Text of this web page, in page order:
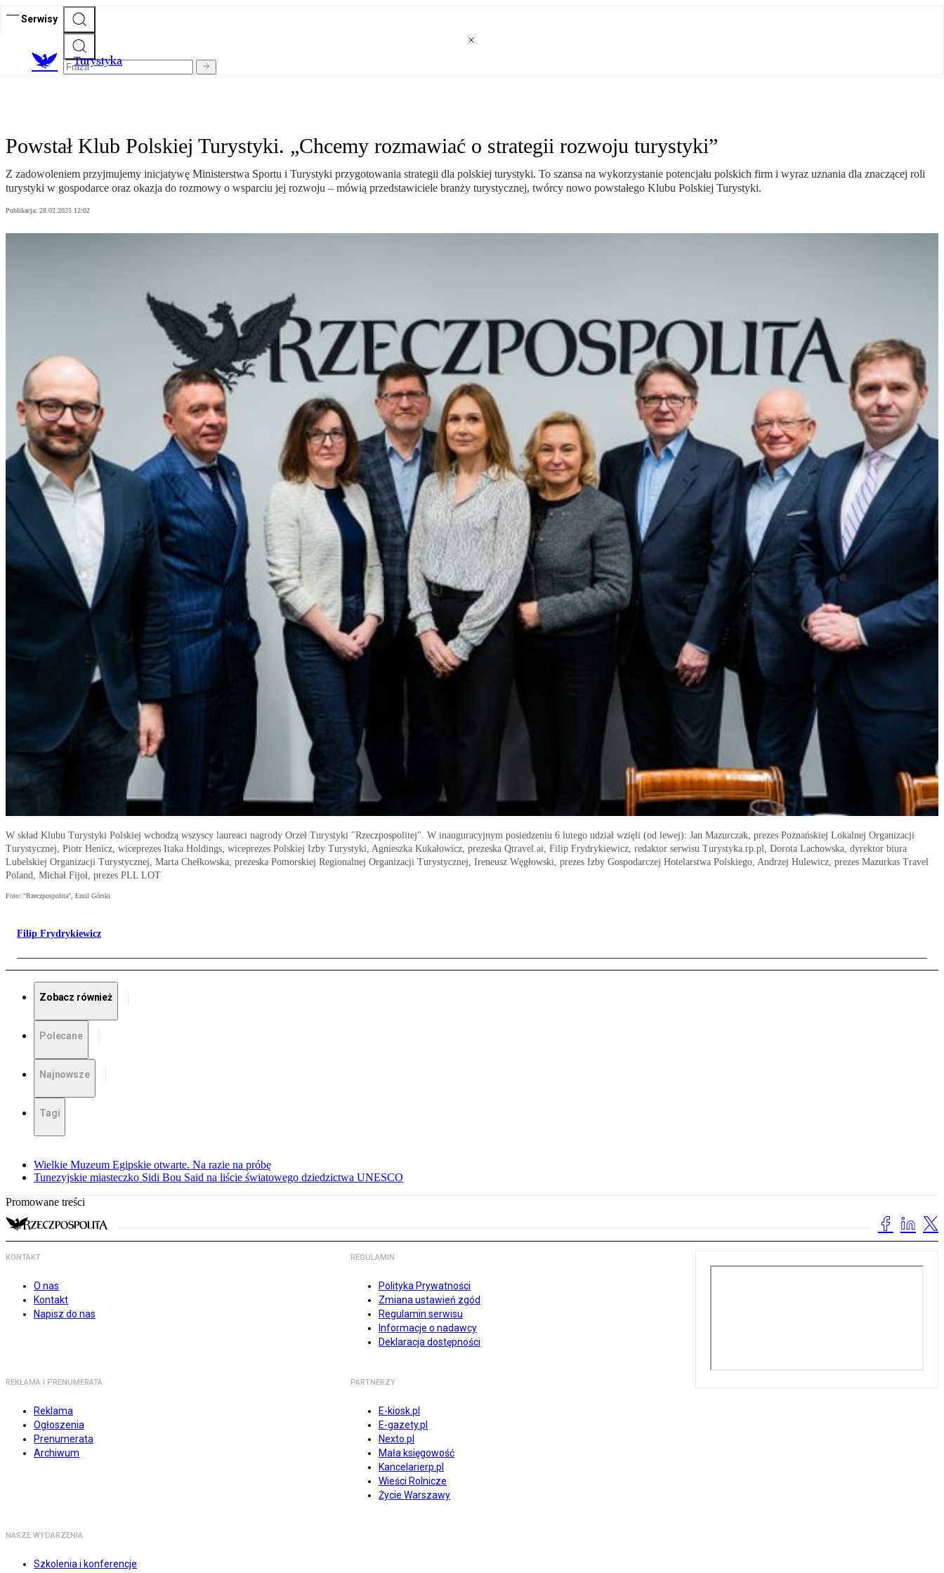
Serwisy
Turystyka
Powstał Klub Polskiej Turystyki. „Chcemy rozmawiać o strategii rozwoju turystyki”
Z zadowoleniem przyjmujemy inicjatywę Ministerstwa Sportu i Turystyki przygotowania strategii dla polskiej turystyki. To szansa na wykorzystanie potencjału polskich firm i wyraz uznania dla znaczącej roli
turystyki w gospodarce oraz okazja do rozmowy o wsparciu jej rozwoju – mówią przedstawiciele branży turystycznej, twórcy nowo powstałego Klubu Polskiej Turystyki.
Publikacja: 28.02.2025 12:02
W skład Klubu Turystyki Polskiej wchodzą wszyscy laureaci nagrody Orzeł Turystyki "Rzeczpospolitej". W inauguracyjnym posiedzeniu 6 lutego udział wzięli (od lewej): Jan Mazurczak, prezes Poznańskiej Lokalnej Organizacji
Turystycznej, Piotr Henicz, wiceprezes Itaka Holdings, wiceprezes Polskiej Izby Turystyki, Agnieszka Kukałowicz, prezeska Qtravel.ai, Filip Frydrykiewicz, redaktor serwisu Turystyka.rp.pl, Dorota Lachowska, dyrektor biura
Lubelskiej Organizacji Turystycznej, Marta Chełkowska, prezeska Pomorskiej Regionalnej Organizacji Turystycznej, Ireneusz Węgłowski, prezes Izby Gospodarczej Hotelarstwa Polskiego, Andrzej Hulewicz, prezes Mazurkas Travel
Poland, Michał Fijoł, prezes PLL LOT
Foto: "Rzeczpospolita", Emil Górski
Filip Frydrykiewicz
Zobacz również
Polecane
Najnowsze
Tagi
Wielkie Muzeum Egipskie otwarte. Na razie na próbę
Tunezyjskie miasteczko Sidi Bou Said na liście światowego dziedzictwa UNESCO
Promowane treści
KONTAKT
O nas
Kontakt
Napisz do nas
REGULAMIN
Polityka Prywatności
Zmiana ustawień zgód
Regulamin serwisu
Informacje o nadawcy
Deklaracja dostępności
REKLAMA I PRENUMERATA
Reklama
Ogłoszenia
Prenumerata
Archiwum
PARTNERZY
E-kiosk.pl
E-gazety.pl
Nexto.pl
Mała księgowość
Kancelarierp.pl
Wieści Rolnicze
Życie Warszawy
NASZE WYDARZENIA
Szkolenia i konferencje